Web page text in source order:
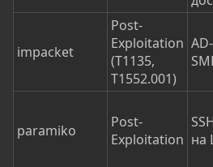
impacket
Post-
Exploitation
(T1135,
T1552.001)
paramiko
Post-
Exploitation на